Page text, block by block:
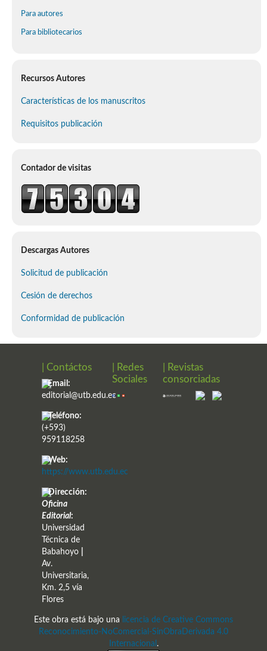
Para autores
Para bibliotecarios
Recursos Autores
Características de los manuscritos
Requisitos publicación
Contador de visitas
Descargas Autores
Solicitud de publicación
Cesión de derechos
Conformidad de publicación
| Contáctos
Email:
editorial@utb.edu.ec
Teléfono:
(+593)
959118258
Web:
https://www.utb.edu.ec
Dirección:
Oficina
Editorial:
Universidad
Técnica de
Babahoyo
Av.
Universitaria,
Km. 2,5 vía
Flores
| Redes
Sociales
| Revistas
consorciadas
Este obra está bajo una
licencia de Creative Commons
Reconocimiento-NoComercial-SinObraDerivada 4.0
Internacional .